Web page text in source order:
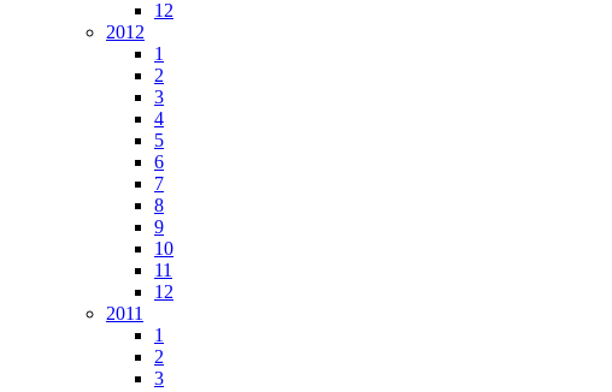
12
2012
1
2
3
4
5
6
7
8
9
10
11
12
2011
1
2
3